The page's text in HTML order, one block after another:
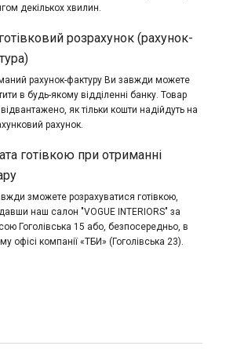
декількох хвилин.
розрахунок (рахунок-
рахунок-фактуру Ви завжди можете
в будь-якому відділенні банку. Товар
як тільки кошти надійдуть на
рахунок.
готівкою при отриманні
зможете розрахуватися готівкою,
наш салон "VOGUE INTERIORS" за
Гоголівська 15 або, безпосередньо, в
офісі компанії «ТБИ» (Гоголівська 23).